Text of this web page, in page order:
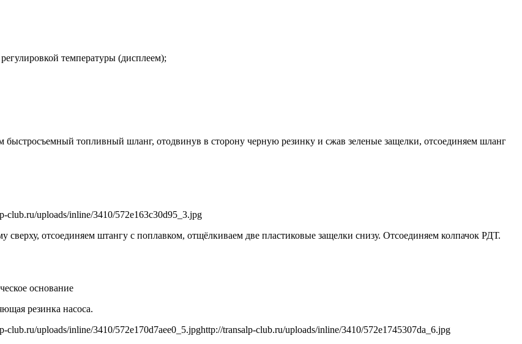
температуры (дисплеем);
топливный шланг, отодвинув в сторону черную резинку и сжав зеленые защелки, отсоединяем шланг
club.ru/uploads/inline/3410/572e163c30d95_3.jpg
отсоединяем штангу с поплавком, отщёлкиваем две пластиковые защелки снизу. Отсоединяем колпачок РДТ.
основание
резинка насоса.
club.ru/uploads/inline/3410/572e170d7aee0_5.jpghttp://transalp-club.ru/uploads/inline/3410/572e1745307da_6.jpg